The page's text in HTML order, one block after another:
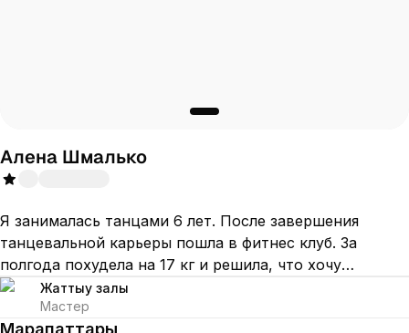
Алена Шмалько
Я занималась танцами 6 лет. После завершения
танцевальной карьеры пошла в фитнес клуб. За
полгода похудела на 17 кг и решила, что хочу
помогать другим людям добиваться цели. Я являюсь
дипломированным тренером - преподавателем
Жаттығу залы
Мастер
Марапаттары